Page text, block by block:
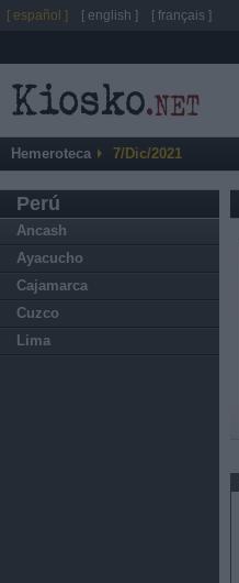
Hemeroteca 7/Dic/2021
Perú
Ancash
Ayacucho
Cajamarca
Cuzco
Lima
[ español ] [ english ] [ français ]